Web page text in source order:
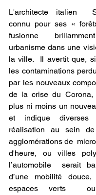
L'architecte italien
connu pour ses «
fusionne
urbanisme dans une
la ville.  Il avertit que,
les contaminations
par les nouveaux
de la crise du
plus ni moins un
et indique
réalisation au sein
agglomérations de
d'heure, ou villes
l’automobile  serait
d’une mobilité
espaces verts